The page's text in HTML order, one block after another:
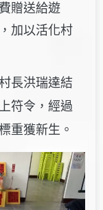
贈送給遊
加以活化村
長洪瑞達結
符令，經過
重獲新生。